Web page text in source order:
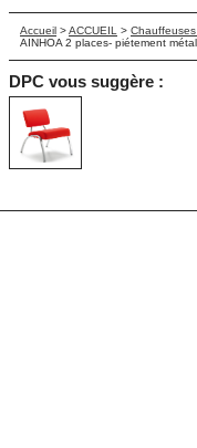
Accueil >ACCUEIL >
AINHOA 2 places- piétement
DPC vous suggère :